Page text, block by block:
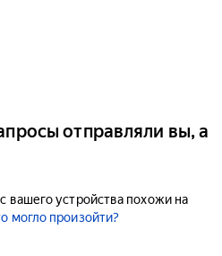
отправляли вы, а
вашего устройства похожи на
могло произойти?